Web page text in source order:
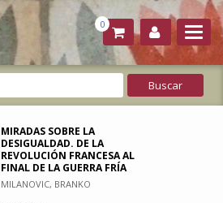
0
MIRADAS SOBRE LA
DESIGUALDAD. DE LA
REVOLUCIÓN FRANCESA AL
FINAL DE LA GUERRA FRÍA
MILANOVIC, BRANKO